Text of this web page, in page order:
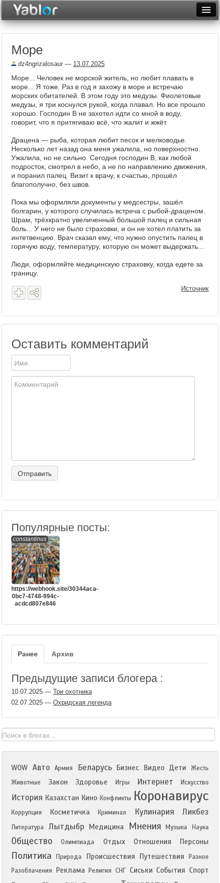
Месяц
Рейтинги
Архив
Фототоп
Видеотоп
Море
dz4ngrizalosaur — 13.07.2025
Море... Человек не морской житель, но любит плавать в
море... Я тоже. Раз в год я захожу в море и встречаю
морских обитателей. В этом году это медузы. Фиолетовые
медузы, я три коснулся рукой, когда плавал. Но все прошло
хорошо. Господин В не захотел идти со мной в воду,
говорит, что я притягиваю всё, что жалит и жжёт.
Драцена — рыба, которая любит песок и мелководье.
Несколько лет назад она меня ужалила, но поверхностно.
Ужалила, но не сильно. Сегодня господин В, как любой
подросток, смотрел в небо, а не по направлению движения,
и поранил палец. Визит к врачу, к счастью, прошёл
благополучно, без швов.
Пока мы оформляли документы у медсестры, зашёл
болгарин, у которого случилась встреча с рыбой-драценом.
Шрам, трёхкратно увеличенный большой палец и сильная
боль... У него не было страховки, и он не хотел платить за
интетвенцию. Врач сказал ему, что нужно опустить палец в
горячую воду, температуру, которую он может выдержать...
Люди, оформляйте медицинскую страховку, когда едете за
границу.
Источник
Оставить комментарий
Популярные посты:
constantinus
https://webhook.site/30344aca-
0bc7-4748-994c-
acdcd807e846
Ранее Архив
Предыдущие записи блогера :
10.07.2025 — Три охотника
02.07.2025 — Охридская легенда
WOW Авто Армия Беларусь Бизнес Видео Дети
Жесть
Животные
Закон Здоровье Игры Интернет Искусство
История Казахстан Кино Конфликты Коронавирус
Коррупция Косметичка Криминал Кулинария Ликбез
Литература Лытдыбр Медицина Мнения Музыка Наука
Общество Олимпиада Отдых Отношения Персоны
Политика Природа Происшествия Путешествия
Разное
Разоблачения
Реклама Религия СНГ Сиськи События Спорт